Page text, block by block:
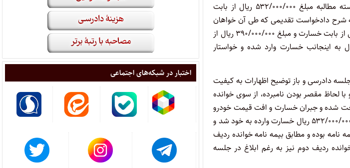
درخصوص دعوای خواهان آقای… فرزند… به طرفیت خواندگان: ۱-آقای… ۲- شرکت بیمه… به خواسته مطالبه مبلغ ۵۳۲/۰۰۰/۰۰۰ ریال از بابت
شرح دادخواست تقدیمی که طی آن خواهان
عنوان داشته است: «… در اثر تصادف خودرو بنده با خودروی خوانده ردیف اول، مبلغ ۱۳۷/۰۰۰/۰۰۰ ریال از بابت خسارت و مبلغ ۳۹۰/۰۰۰/۰۰۰ ریال از
قیمت خودرو دنا پلاس توربو اتوماتیک با هزینه کارشناسی جمعا مبلغ ۵۳۲/۰۰۰/۰۰۰ ریال به اینجانب خسارت وارد شده و خواستار
دادرسی و باز توضیح اظهارات به کیفیت
لحاظ مقصر بودن نامبرده، از سوی خوانده
۰۰۰ ریال از بابت بیمه نامه با وصف میزان تعهد ۳۲۰/۰۰۰/۰۰۰ ریال پرداخت شده و جبران خسارت و افت قیمت خودرو
به طور صحیح صورت نپذیرفته است، خواستار رسیدگی دادگاه و محکومیت خواندگان به پرداخت مبلغ ۵۳۲/۰۰۰/۰۰۰ ریال خسارت وارده به خود شد و
نامه بوده و مطابق بیمه نامه خوانده ردیف
ردیف دوم نیز به رغم ابلاغ در جلسه
اختبار در شبکه‌های اجتماعی